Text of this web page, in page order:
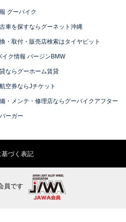
グーバイク
車を探すならグーネット沖縄
・取付・販売店検索はタイヤピット
イク情報 バージンBMW
ならグーホーム賃貸
空券ならJチケット
・メンテ・修理店ならグーバイクアフター
ーガー
づく表記
員です